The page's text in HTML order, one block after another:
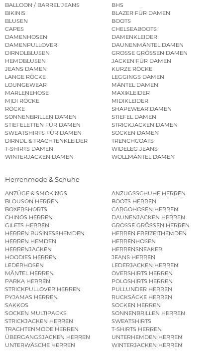
BALLOON / BARREL JEANS
BHS
BIKINIS
BLAZER FÜR DAMEN
BLUSEN
BOOTS
CAPES
CHELSEABOOTS
DAMENHOSEN
DAMENKLEIDER
DAMENPULLOVER
DAUNENMÄNTEL DAMEN
DIRNDLBLUSEN
GROSSE GRÖSSEN DAMEN
HEMDBLUSEN
JACKEN FÜR DAMEN
JEANS DAMEN
KURZE RÖCKE
LANGE RÖCKE
LEGGINGS DAMEN
LOUNGEWEAR
MÄNTEL DAMEN
MARLENEHOSE
MAXIKLEIDER
MIDI RÖCKE
MIDIKLEIDER
RÖCKE
SHAPEWEAR DAMEN
SONNENBRILLEN DAMEN
STIEFEL DAMEN
STIEFELETTEN FÜR DAMEN
STRICKJACKEN DAMEN
SWEATSHIRTS FÜR DAMEN
SOCKEN DAMEN
DIRNDL & TRACHTENKLEIDER
TRENCHCOATS
T-SHIRTS DAMEN
WIDELEG JEANS
WINTERJACKEN DAMEN
WOLLMÄNTEL DAMEN
Herrenmode & Schuhe
ANZÜGE & SMOKINGS
ANZUGSSCHUHE HERREN
BLOUSON HERREN
BOOTS HERREN
BOXERSHORTS
CARGOHOSEN HERREN
CHINOS HERREN
DAUNENJACKEN HERREN
GILETS HERREN
GROSSE GRÖSSEN HERREN
HERREN BUSINESSHEMDEN
HERREN FREIZEITHEMDEN
HERREN HEMDEN
HERRENHOSEN
HERRENJACKEN
HERRENSNEAKER
HOODIES HERREN
JEANS HERREN
LEDERHOSEN
LEDERJACKEN HERREN
MÄNTEL HERREN
OVERSHIRTS HERREN
PARKA HERREN
POLOSHIRTS HERREN
STRICKPULLOVER HERREN
PULLUNDER HERREN
PYJAMAS HERREN
RUCKSÄCKE HERREN
SAKKOS
SOCKEN HERREN
SOCKEN MULTIPACKS
SONNENBRILLEN HERREN
STRICKJACKEN HERREN
SWEATSHIRTS
TRACHTENMODE HERREN
T-SHIRTS HERREN
ÜBERGANGSJACKEN HERREN
UNTERHEMDEN HERREN
UNTERWÄSCHE HERREN
WINTERJACKEN HERREN